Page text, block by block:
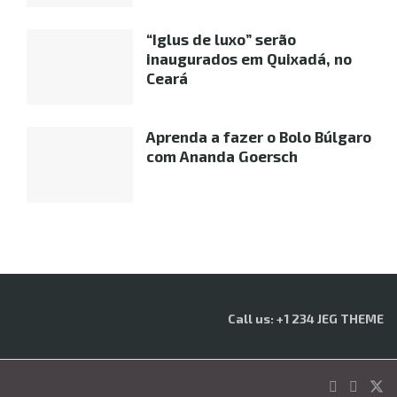
“Iglus de luxo” serão
inaugurados em Quixadá, no
Ceará
Aprenda a fazer o Bolo Búlgaro
com Ananda Goersch
Call us: +1 234 JEG THEME